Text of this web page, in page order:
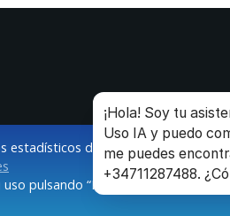
de la navegación de los
pulsando “Modificar
¡Hola! Soy tu
Uso IA y puedo
me puedes
+34711287488.